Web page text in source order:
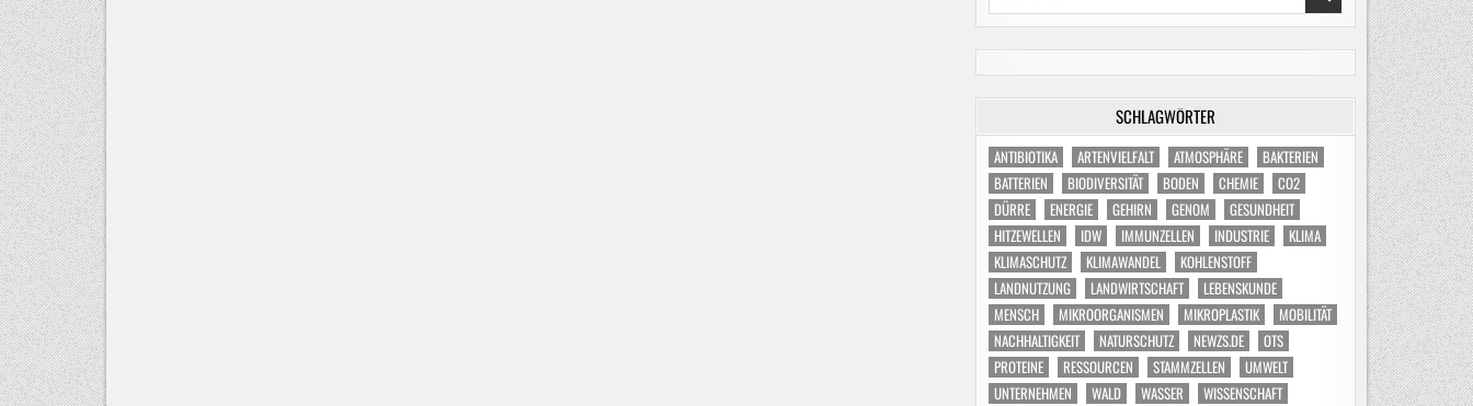
SCHLAGWÖRTER
ANTIBIOTIKA ARTENVIELFALT ATMOSPHÄRE
BAKTERIEN
BATTERIEN
BIODIVERSITÄT BODEN CHEMIE
CO2
DÜRRE
ENERGIE GEHIRN GENOM
GESUNDHEIT
HITZEWELLEN
IDW IMMUNZELLEN INDUSTRIE
KLIMA
KLIMASCHUTZ
KLIMAWANDEL
KOHLENSTOFF
LANDNUTZUNG
LANDWIRTSCHAFT
LEBENSKUNDE
MENSCH
MIKROORGANISMEN MIKROPLASTIK
MOBILITÄT
NACHHALTIGKEIT
NATURSCHUTZ NEWZS.DE
OTS
PROTEINE
RESSOURCEN STAMMZELLEN
UMWELT
UNTERNEHMEN
WALD WASSER
WISSENSCHAFT